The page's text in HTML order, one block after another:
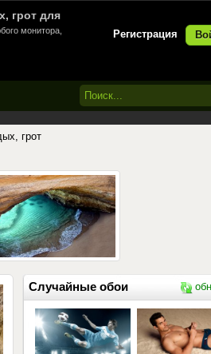
Регистрация
грот для
монитора,
грот
Случайные обои